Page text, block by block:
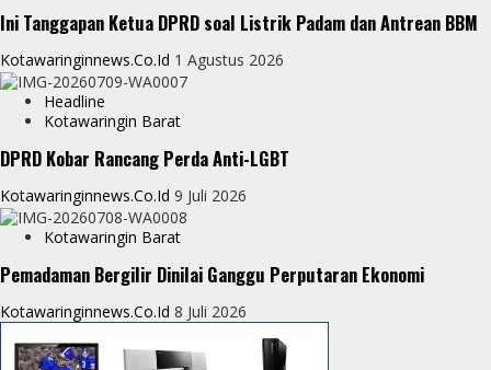
e
r
eIni Tanggapan Ketua DPRD soal Listrik Padam dan Antrean BBM
Kotawaringinnews.co.id 1 Agustus 2026
Headline
Kotawaringin Barat
DPRD Kobar Rancang Perda Anti-LGBT
Kotawaringinnews.co.id 9 Juli 2026
Kotawaringin Barat
Pemadaman Bergilir Dinilai Ganggu Perputaran Ekonomi
Kotawaringinnews.co.id 8 Juli 2026